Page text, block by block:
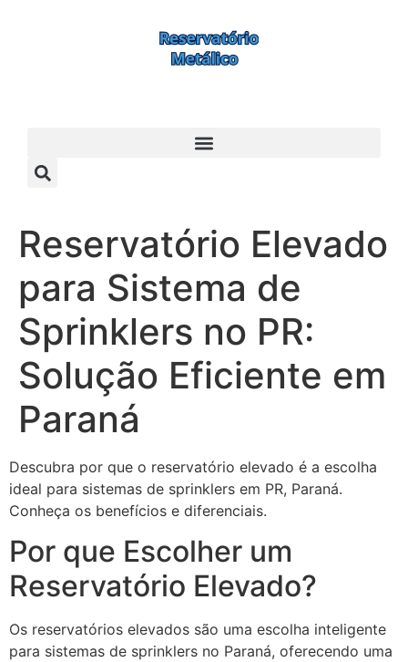
Reservatório Elevado
para Sistema de
Sprinklers no PR:
Solução Eficiente em
Paraná
Descubra por que o reservatório elevado é a escolha
ideal para sistemas de sprinklers em PR, Paraná.
Conheça os benefícios e diferenciais.
Por que Escolher um
Reservatório Elevado?
Os reservatórios elevados são uma escolha inteligente
para sistemas de sprinklers no Paraná, oferecendo uma